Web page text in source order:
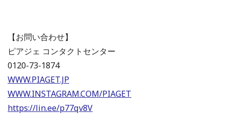
【お問い合わせ】
ピアジェ コンタクトセンター
0120-73-1874
WWW.PIAGET.JP
WWW.INSTAGRAM.COM/PIAGET
https://lin.ee/p77qv8V